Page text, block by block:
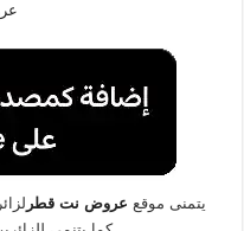
يتمنى موقع عروض نت قطر